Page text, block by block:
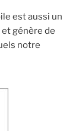
est aussi un
génère de
notre